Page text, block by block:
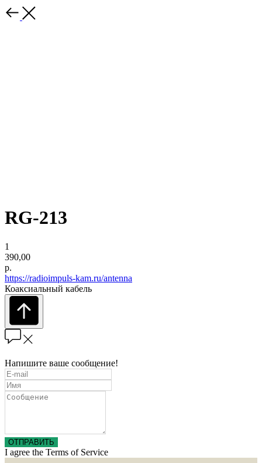
RG-213
1
390,00
р.
https://radioimpuls-kam.ru/antenna
Коаксиальный кабель
Напишите ваше сообщение!
ОТПРАВИТЬ
I agree the Terms of Service